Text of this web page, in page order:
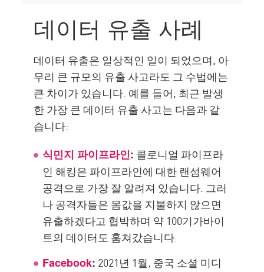
데이터 유출 사례
데이터 유출은 일상적인 일이 되었으며, 아
무리 큰 규모의 유출 사고라도 그 수법에는
큰 차이가 있습니다. 예를 들어, 최근 발생
한 가장 큰 데이터 유출 사고는 다음과 같
습니다:
식민지 파이프라인: 콜로니얼 파이프라
인 해킹은 파이프라인에 대한 랜섬웨어
공격으로 가장 잘 알려져 있습니다. 그러
나 공격자들은 몸값을 지불하지 않으면
유출하겠다고 협박하며 약 100기가바이
트의 데이터도 훔쳐갔습니다.
Facebook: 2021년 1월, 중국 소셜 미디